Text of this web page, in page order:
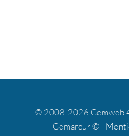
© 2008-2026 Gemweb
Gemarcur © -